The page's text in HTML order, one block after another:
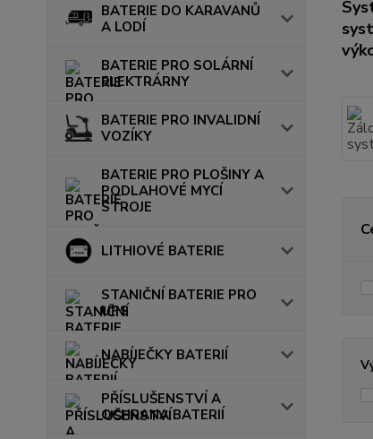
BATERIE DO KARAVANŮ
A LODÍ
BATERIE PRO SOLÁRNÍ
ELEKTRÁRNY
BATERIE PRO INVALIDNÍ
VOZÍKY
BATERIE PRO PLOŠINY A
PODLAHOVÉ MYCÍ
STROJE
LITHIOVÉ BATERIE
STANIČNÍ BATERIE PRO
UPS
NABÍJEČKY BATERIÍ
PŘÍSLUŠENSTVÍ A
OCHRANA BATERIÍ